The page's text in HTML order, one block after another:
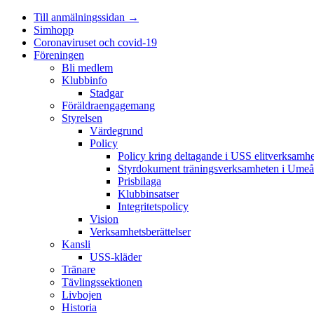
Till anmälningssidan →
Simhopp
Coronaviruset och covid-19
Föreningen
Bli medlem
Klubbinfo
Stadgar
Föräldraengagemang
Styrelsen
Värdegrund
Policy
Policy kring deltagande i USS
Styrdokument träningsverksamheten i
Prisbilaga
Klubbinsatser
Integritetspolicy
Vision
Verksamhetsberättelser
Kansli
USS-kläder
Tränare
Tävlingssektionen
Livbojen
Historia